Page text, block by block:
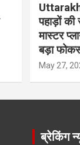
पहाड़ों
मास्टर
बड़ा
May 27,
ब्रेकिंग